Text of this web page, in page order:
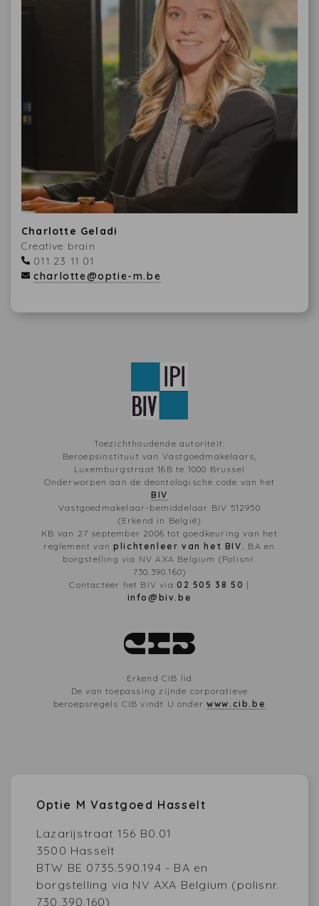
Charlotte Geladi
Creative brain
011 23 11 01
charlotte@optie-m.be
Toezichthoudende autoriteit:
Beroepsinstituut van Vastgoedmakelaars,
Luxemburgstraat 16B te 1000 Brussel
Onderworpen aan de deontologische code van het
BIV
Vastgoedmakelaar-bemiddelaar BIV 512950
(Erkend in België)
KB van 27 september 2006 tot goedkeuring van het
reglement vanplichtenleer van het BIV.
BA en
borgstelling via NV AXA Belgium (Polisnr.
730.390.160)
Contacteer het BIV via 02 505 38 50 |
info@biv.be
Erkend CIB lid
De van toepassing zijnde corporatieve
beroepsregels CIB vindt U onderwww.cib.be
Optie M Vastgoed Hasselt
Lazarijstraat 156 B0.01
3500 Hasselt
BTW BE 0735.590.194 - BA en
borgstelling via NV AXA Belgium (polisnr.
730.390.160)